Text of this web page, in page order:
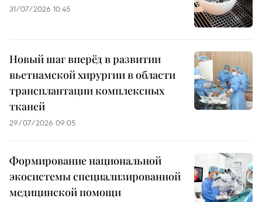
31/07/2026 10:45
Новый шаг вперёд в развитии
вьетнамской хирургии в области
трансплантации комплексных
тканей
29/07/2026 09:05
Формирование национальной
экосистемы специализированной
медицинской помощи